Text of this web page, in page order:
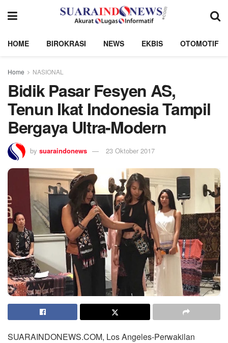
HOME BIROKRASI NEWS EKBIS OTOMOTIF
Home NASIONAL
Bidik Pasar Fesyen AS,
Tenun Ikat Indonesia Tampil
Bergaya Ultra-Modern
by suaraindonews 23 Oktober 2017
SUARAINDONEWS.COM, Los Angeles-Perwakilan